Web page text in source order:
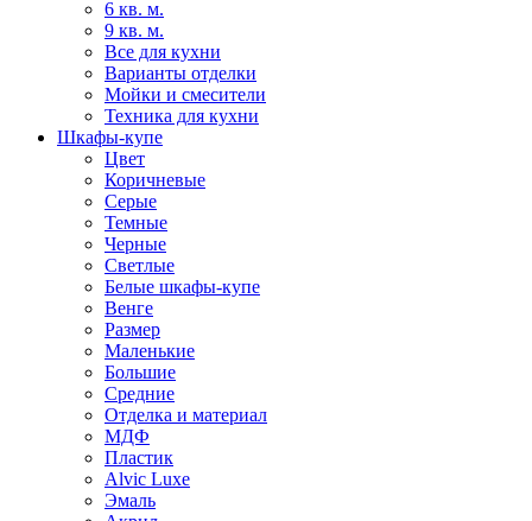
6 кв. м.
9 кв. м.
Все для кухни
Варианты отделки
Мойки и смесители
Техника для кухни
Шкафы-купе
Цвет
Коричневые
Серые
Темные
Черные
Светлые
Белые шкафы-купе
Венге
Размер
Маленькие
Большие
Средние
Отделка и материал
МДФ
Пластик
Alvic Luxe
Эмаль